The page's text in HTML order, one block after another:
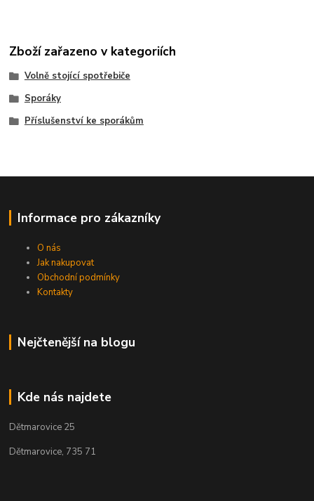
Zboží zařazeno v kategoriích
Volně stojící spotřebiče
Sporáky
Příslušenství ke sporákům
Informace pro zákazníky
O nás
Jak nakupovat
Obchodní podmínky
Kontakty
Nejčtenější na blogu
Kde nás najdete
Dětmarovice 25
Dětmarovice, 735 71